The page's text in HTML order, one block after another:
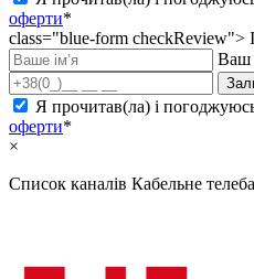
оферти*
class="blue-form checkReview">
Ваш
Я прочитав(ла) і
оферти*
×
Список каналів Кабельне